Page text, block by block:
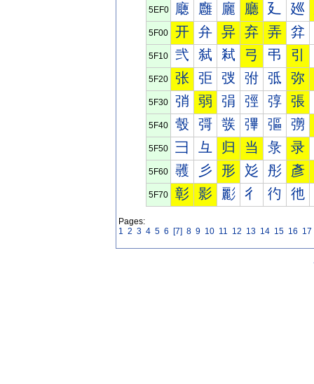
5EF0 廰 廱 廲 廳 廴 廵
5F00 开 弁 异 弃 弄 弅
5F10 弐 弑 弒 弓 弔 引
5F20 张 弡 弢 弣 弤 弥
5F30 弰 弱 弲 弳 弴 張
5F40 彀 彁 彂 彃 彄 彅
5F50 彐 彑 归 当 彔 录
5F60 彠 彡 形 彣 彤 彥
5F70 彰 影 彲 彳 彴 彵
Pages:
1 2 3 4 5 6 [7] 8 9 10 11 12 13 14 15 16 17